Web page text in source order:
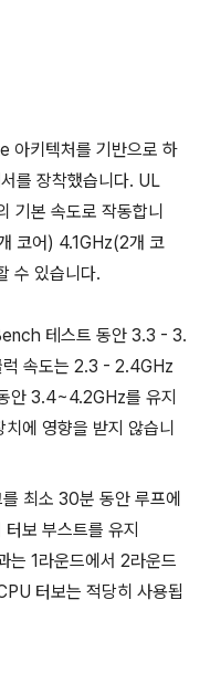
아키텍처를 기반으로 하
를 장착했습니다. UL
기본 속도로 작동합니
코어) 4.1GHz(2개 코
수 있습니다.
테스트 동안 3.3 - 3.
럭 속도는 2.3 - 2.4GHz
안 3.4~4.2GHz를 유지
에 영향을 받지 않습니
최소 30분 동안 루프에
보 부스트를 유지
는 1라운드에서 2라운드
터보는 적당히 사용됩